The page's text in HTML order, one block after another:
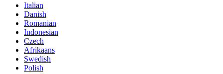
Italian
Danish
Romanian
Indonesian
Czech
Afrikaans
Swedish
Polish